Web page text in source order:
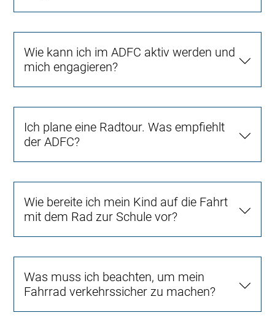
Wie kann ich im ADFC aktiv werden und
mich engagieren?
Ich plane eine Radtour. Was empfiehlt
der ADFC?
Wie bereite ich mein Kind auf die Fahrt
mit dem Rad zur Schule vor?
Was muss ich beachten, um mein
Fahrrad verkehrssicher zu machen?